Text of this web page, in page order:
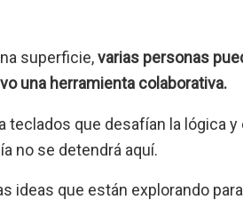
superficie,varias personas
una herramienta colaborativa.
teclados que desafían la lógica
no se detendrá aquí.
ideas que están explorando